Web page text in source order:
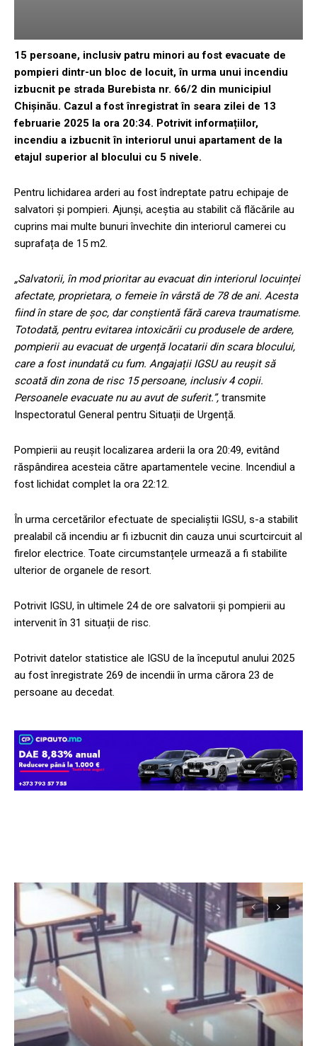
15 persoane, inclusiv patru minori au fost evacuate de
pompieri dintr-un bloc de locuit, în urma unui incendiu
izbucnit pe strada Burebista nr. 66/2 din municipiul
Chișinău. Cazul a fost înregistrat în seara zilei de 13
februarie 2025 la ora 20:34. Potrivit informațiilor,
incendiu a izbucnit în interiorul unui apartament de la
etajul superior al blocului cu 5 nivele.
Pentru lichidarea arderi au fost îndreptate patru echipaje de
salvatori și pompieri. Ajunși, aceștia au stabilit că flăcările au
cuprins mai multe bunuri învechite din interiorul camerei cu
suprafața de 15 m2.
„Salvatorii, în mod prioritar au evacuat din interiorul locuinței
afectate, proprietara, o femeie în vârstă de 78 de ani. Acesta
fiind în stare de șoc, dar conștientă fără careva traumatisme.
Totodată, pentru evitarea intoxicării cu produsele de ardere,
pompierii au evacuat de urgență locatarii din scara blocului,
care a fost inundată cu fum. Angajații IGSU au reușit să
scoată din zona de risc 15 persoane, inclusiv 4 copii.
Persoanele evacuate nu au avut de suferit.”, transmite
Inspectoratul General pentru Situații de Urgență.
Pompierii au reușit localizarea arderii la ora 20:49, evitând
răspândirea acesteia către apartamentele vecine. Incendiul a
fost lichidat complet la ora 22:12.
În urma cercetărilor efectuate de specialiștii IGSU, s-a stabilit
prealabil că incendiu ar fi izbucnit din cauza unui scurtcircuit al
firelor electrice. Toate circumstanțele urmează a fi stabilite
ulterior de organele de resort.
Potrivit IGSU, în ultimele 24 de ore salvatorii și pompierii au
intervenit în 31 situații de risc.
Potrivit datelor statistice ale IGSU de la începutul anului 2025
au fost înregistrate 269 de incendii în urma cărora 23 de
persoane au decedat.